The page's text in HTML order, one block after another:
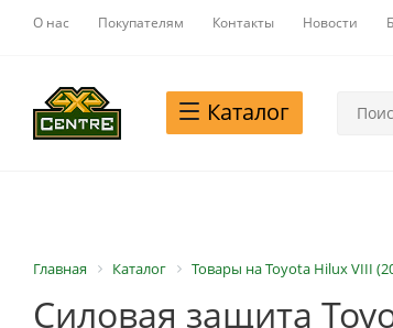
О нас Покупателям Контакты Новости
Каталог
Главная Каталог Товары на Toyota Hilux VIII
Силовая защита